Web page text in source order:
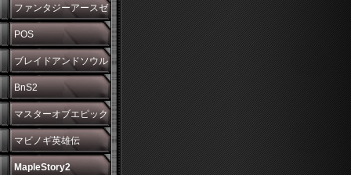
ファンタジーアースゼ
ロ
POS
ブレイドアンドソウル
BnS2
マスターオブエピック
マビノギ英雄伝
MapleStory2